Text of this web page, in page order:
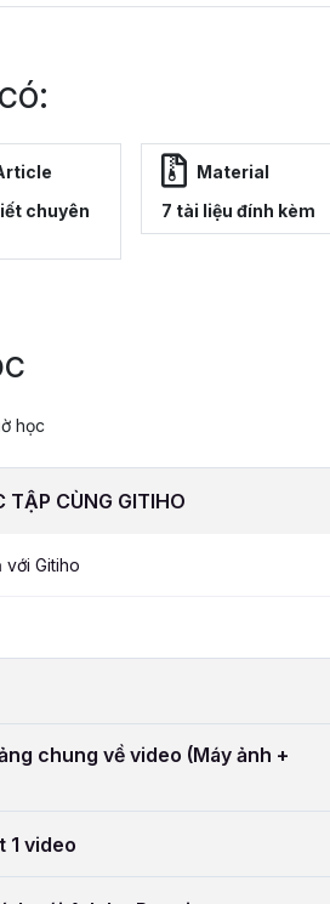
chuyên
Material
7 tài liệu đính kèm
học
CÙNG GITIHO
với Gitiho
chung về video (Máy ảnh +
1 video